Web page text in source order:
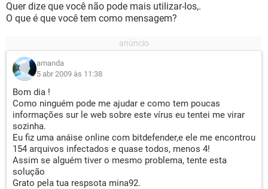
Quer dize que você não pode mais utilizar-los,.
O que é que você tem como mensagem?
amanda
5 abr 2009 às 11:38
Bom dia !
Como ninguém pode me ajudar e como tem poucas
informações sur le web sobre este vírus eu tentei me virar
sozinha.
Eu fiz uma anáise online com bitdefender,e ele me encontrou
154 arquivos infectados e quase todos, menos 4!
Assim se alguém tiver o mesmo problema, tente esta
solução
Grato pela tua respsota mina92.